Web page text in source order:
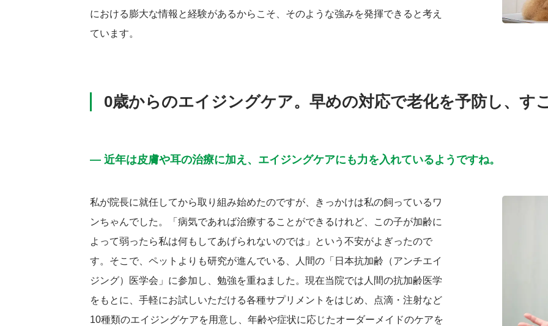
における膨大な情報と経験があるからこそ、そのような強みを発揮できると考え
ています。
0歳からのエイジングケア。早めの対応で老化を予防し、す
― 近年は皮膚や耳の治療に加え、エイジングケアにも力を入れているようですね。
私が院長に就任してから取り組み始めたのですが、きっかけは私の飼っているワ
ンちゃんでした。「病気であれば治療することができるけれど、この子が加齢に
よって弱ったら私は何もしてあげられないのでは」という不安がよぎったので
す。そこで、ペットよりも研究が進んでいる、人間の「日本抗加齢（アンチエイ
ジング）医学会」に参加し、勉強を重ねました。現在当院では人間の抗加齢医学
をもとに、手軽にお試しいただける各種サプリメントをはじめ、点滴・注射など
10種類のエイジングケアを用意し、年齢や症状に応じたオーダーメイドのケアを